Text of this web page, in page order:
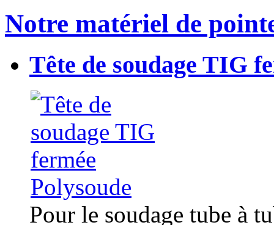
Notre matériel de
Tête de soudage TIG
Pour le soudage tube à